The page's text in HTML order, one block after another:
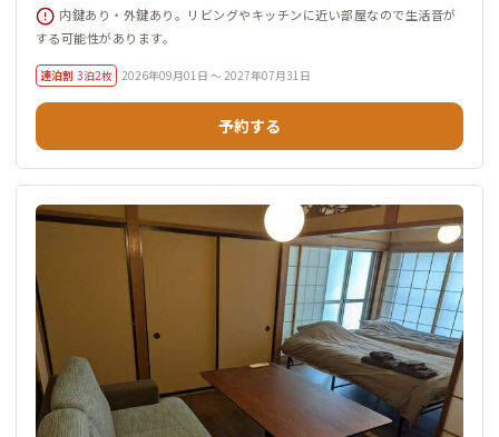
内鍵あり・外鍵あり。リビングやキッチンに近い部屋なので生活音が
する可能性があります。
連泊割 3泊2枚 2026年09月01日 ～ 2027年07月31日
予約する